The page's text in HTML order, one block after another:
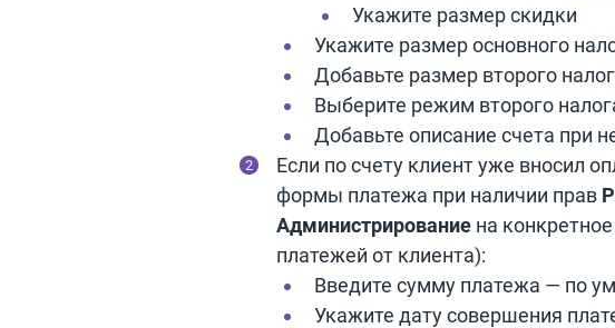
Укажите размер скидки
Укажите размер основного
Добавьте размер второго
Выберите режим второго
Добавьте описание счета при
Если по счету клиент уже вносил
формы платежа при наличии прав
Администрирование на
платежей от клиента):
Введите сумму платежа — по
Укажите дату совершения